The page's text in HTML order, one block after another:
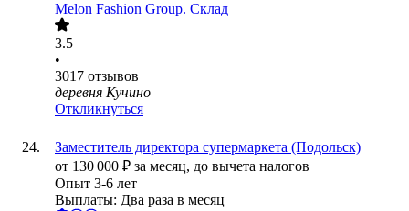
Melon Fashion Group. Склад
3.5
•
3017 отзывов
деревня Кучино
Откликнуться
Заместитель директора супермаркета (Подольск)
от 130 000 ₽ за месяц, до вычета налогов
Опыт 3-6 лет
Выплаты: Два раза в месяц